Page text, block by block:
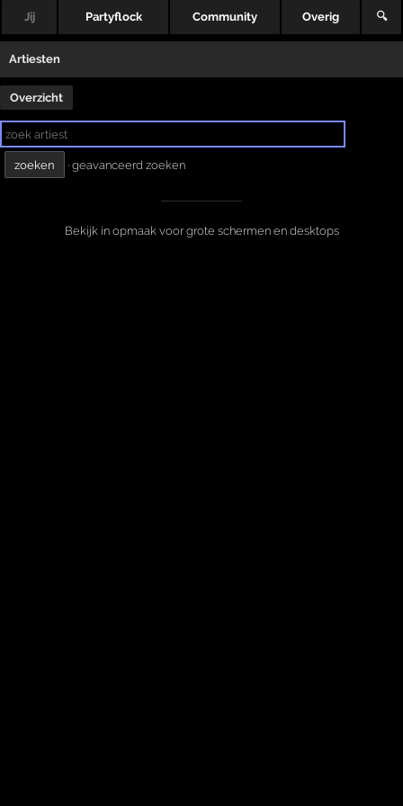
Jij Partyflock Community Overig 🔍
Artiesten
Overzicht
·geavanceerd zoeken
Bekijk in opmaak voor grote schermen en desktops